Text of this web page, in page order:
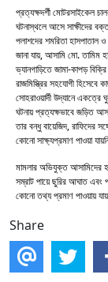
প্রত্যক্ষদর্শী মোটরসাইকেল
ঘটনাস্থলে আসে সাক্ষীদের
পলাশদের শমরিতা হাসপাতাল
জানা যায়, আসামি মো. তামিম
ভ্যানগাড়িতে জামা-কাপড়
রাজমিস্ত্রির সহযোগী হিসেবে
সোহরাওয়ার্দী উদ্যানে
ঘটনায় প্রত্যক্ষভাবে জড়িত
তার বন্ধু বায়েজিদ, রাফিদের
কোনো সাক্ষ্যপ্রমাণ পাওয়া
মামলার অভিযুক্ত আসামিদের
সম্রাট পায়ে ছুরির আঘাত
কোনো তথ্য প্রমাণ পাওয়ায়
Share